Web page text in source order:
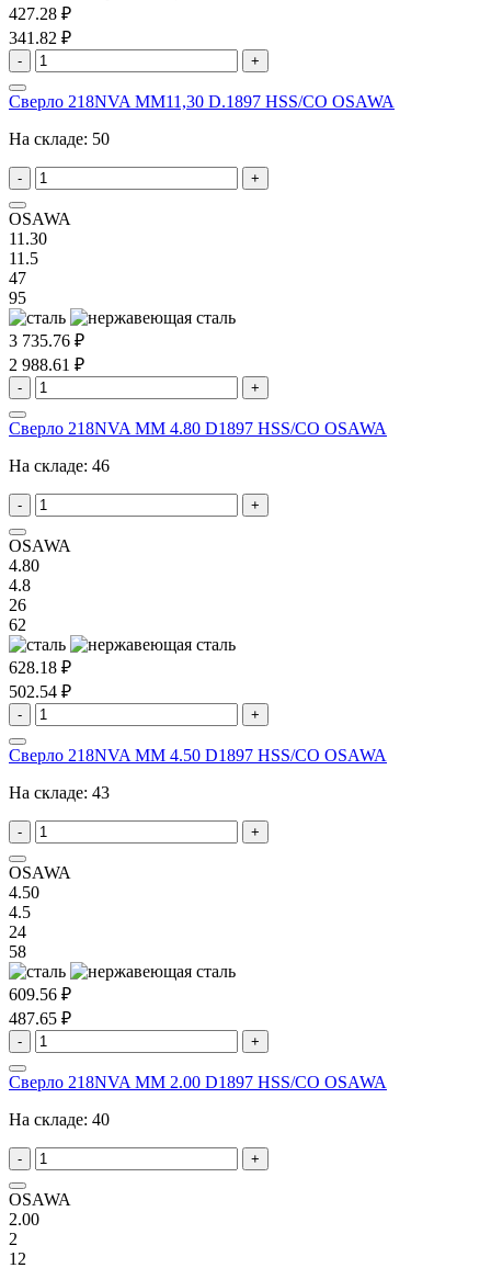
427.28 ₽
341.82 ₽
- +
Сверло 218NVA MM11,30 D.1897 HSS/CO OSAWA
На складе: 50
- +
OSAWA
11.30
11.5
47
95
3 735.76 ₽
2 988.61 ₽
- +
Сверло 218NVA MM 4.80 D1897 HSS/CO OSAWA
На складе: 46
- +
OSAWA
4.80
4.8
26
62
628.18 ₽
502.54 ₽
- +
Сверло 218NVA MM 4.50 D1897 HSS/CO OSAWA
На складе: 43
- +
OSAWA
4.50
4.5
24
58
609.56 ₽
487.65 ₽
- +
Сверло 218NVA MM 2.00 D1897 HSS/CO OSAWA
На складе: 40
- +
OSAWA
2.00
2
12